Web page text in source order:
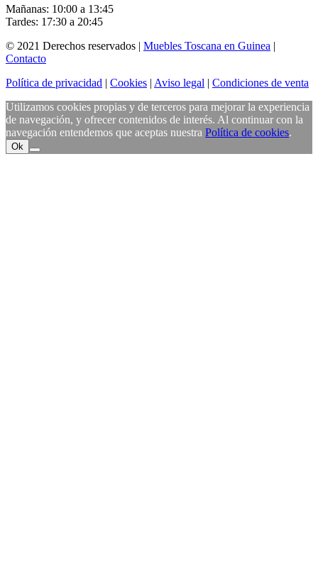
Mañanas: 10:00 a 13:45
Tardes: 17:30 a 20:45
© 2021 Derechos reservados | Muebles Toscana en Guinea |
Contacto
Política de privacidad | Cookies | Aviso legal | Condiciones de venta
Utilizamos cookies propias y de terceros para mejorar la experiencia
de navegación, y ofrecer contenidos de interés. Al continuar con la
navegación entendemos que aceptas nuestra Política de cookies.
Ok